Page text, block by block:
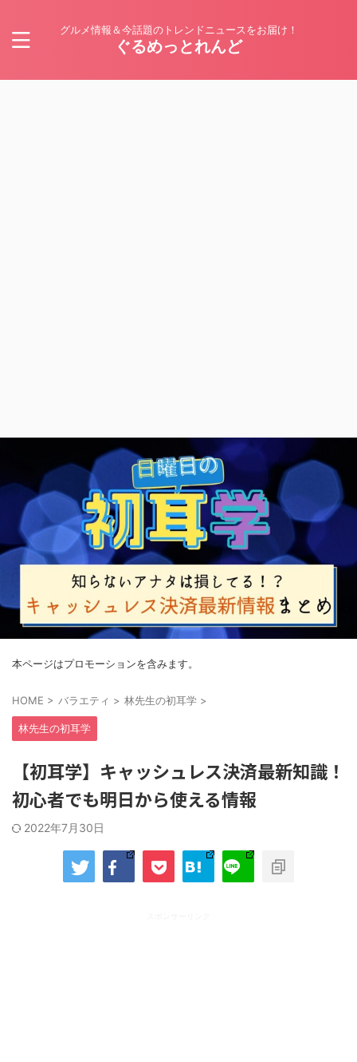
グルメ情報＆今話題のトレンドニュースをお届け！
ぐるめっとれんど
本ページはプロモーションを含みます。
HOME > バラエティ > 林先生の初耳学 >
林先生の初耳学
【初耳学】キャッシュレス決済最新知識！
初心者でも明日から使える情報
2022年7月30日